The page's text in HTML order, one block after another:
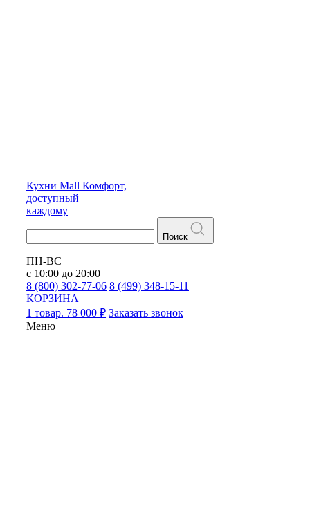
Кухни Mall Комфорт,
доступный
каждому
Поиск
ПН-ВС
с 10:00 до 20:00
8 (800) 302-77-06 8 (499) 348-15-11
КОРЗИНА
1 товар. 78 000 ₽ Заказать звонок
Меню